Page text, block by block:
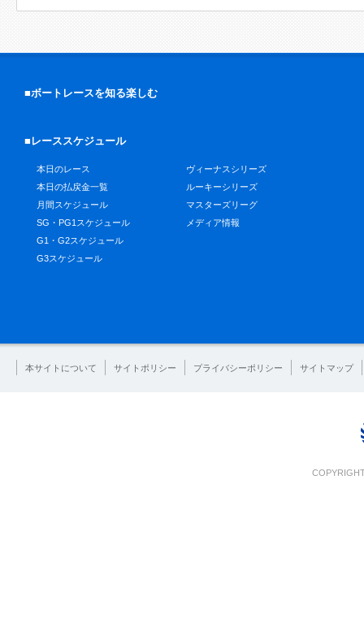
■ボートレースを知る楽しむ
■レーススケジュール
本日のレース
本日の払戻金一覧
月間スケジュール
SG・PG1スケジュール
G1・G2スケジュール
G3スケジュール
ヴィーナスシリーズ
ルーキーシリーズ
マスターズリーグ
メディア情報
本サイトについて サイトポリシー プライバシーポリシー サイトマップ